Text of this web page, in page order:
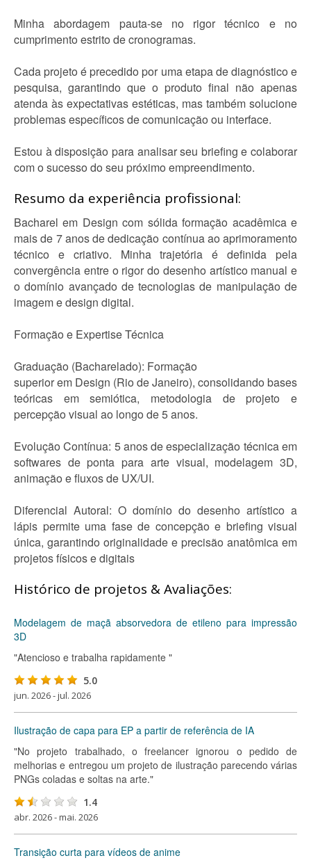
Minha abordagem pauta-se no rigor técnico e no
cumprimento estrito de cronogramas.
Cada projeto é precedido por uma etapa de diagnóstico e
pesquisa, garantindo que o produto final não apenas
atenda às expectativas estéticas, mas também solucione
problemas específicos de comunicação ou interface.
Estou à disposição para analisar seu briefing e colaborar
com o sucesso do seu próximo empreendimento.
Resumo da experiência profissional:
Bacharel em Design com sólida formação acadêmica e
mais de 7 anos de dedicação contínua ao aprimoramento
técnico e criativo. Minha trajetória é definida pela
convergência entre o rigor do desenho artístico manual e
o domínio avançado de tecnologias de manipulação de
imagem e design digital.
Formação e Expertise Técnica
Graduação (Bacharelado): Formação
superior em Design (Rio de Janeiro), consolidando bases
teóricas em semiótica, metodologia de projeto e
percepção visual ao longo de 5 anos.
Evolução Contínua: 5 anos de especialização técnica em
softwares de ponta para arte visual, modelagem 3D,
animação e fluxos de UX/UI.
Diferencial Autoral: O domínio do desenho artístico a
lápis permite uma fase de concepção e briefing visual
única, garantindo originalidade e precisão anatômica em
projetos físicos e digitais
Histórico de projetos & Avaliações:
Modelagem de maçã absorvedora de etileno para impressão
3D
"Atencioso e trabalha rapidamente "
5.0
jun. 2026 - jul. 2026
Ilustração de capa para EP a partir de referência de IA
"No projeto trabalhado, o freelancer ignorou o pedido de
melhorias e entregou um projeto de ilustração parecendo várias
PNGs coladas e soltas na arte."
1.4
abr. 2026 - mai. 2026
Transição curta para vídeos de anime